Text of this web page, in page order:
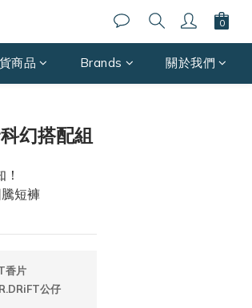
商品 Brands 關於我們
幻搭配組
短褲
香片
公仔